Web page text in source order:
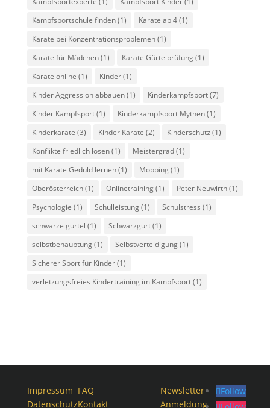
Kampfsportschule finden(1) Karate ab 4(1)
Karate bei Konzentrationsproblemen(1)
Karate für Mädchen(1) Karate Gürtelprüfung(1)
Karate online (1) Kinder(1)
Kinder Aggression abbauen(1) Kinderkampfsport(7)
Kinder Kampfsport(1) Kinderkampfsport Mythen(1)
Kinderkarate (3) Kinder Karate (2) Kinderschutz (1)
Konflikte friedlich lösen(1) Meistergrad(1)
mit Karate Geduld lernen(1) Mobbing(1)
Oberösterreich(1) Onlinetraining(1) Peter Neuwirth(1)
Psychologie (1) Schulleistung(1) Schulstress (1)
schwarze gürtel (1) Schwarzgurt(1)
selbstbehauptung(1) Selbstverteidigung(1)
Sicherer Sport für Kinder(1)
verletzungsfreies Kindertraining im Kampfsport(1)
Impressum
Datenschutz
FAQ
Kontakt
Newsletter
Anmeldung
Follow